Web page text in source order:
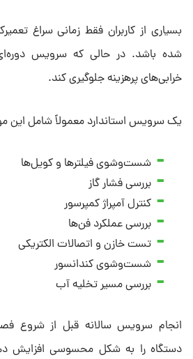
بسیاری از کاربران فقط زمانی سراغ
شده باشد. در حالی که سرویس دوره‌ای
خرابی‌های پرهزینه جلوگیری کند.
یک سرویس استاندارد معمولاً شامل این
شست‌وشوی فیلترها و کویل‌ها
بررسی فشار گاز
کنترل آمپراژ کمپرسور
بررسی عملکرد فن‌ها
تست خازن و اتصالات الکتریکی
شست‌وشوی کندانسور
بررسی مسیر تخلیه آب
انجام سرویس سالانه قبل از شروع
دستگاه را به شکل محسوسی افزایش